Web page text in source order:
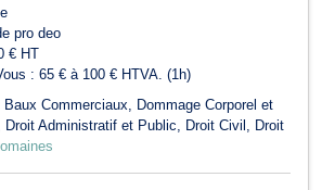
pro deo
€ HT
: 65 € à 100 € HTVA. (1h)
Baux Commerciaux
Dommage Corporel et
Droit Administratif et Public Droit Civil
Droit